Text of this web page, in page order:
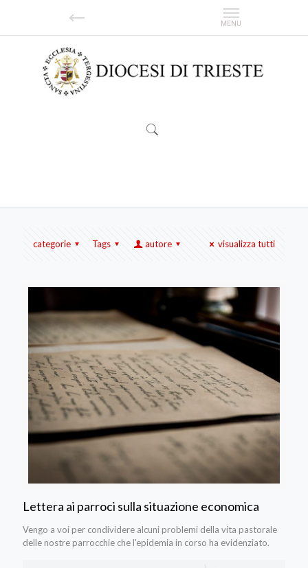
categorie Tags autore visualizza tutti
Lettera ai parroci sulla situazione economica
Vengo a voi per condividere alcuni problemi della vita pastorale
delle nostre parrocchie che l'epidemia in corso ha evidenziato.